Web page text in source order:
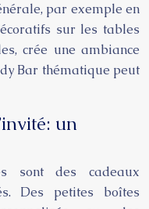
par exemple en
sur les tables
crée une ambiance
Bar thématique peut
un
sont des cadeaux
Des petites boîtes